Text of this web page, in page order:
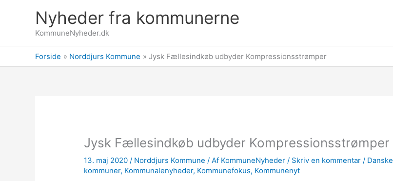
Nyheder fra kommunerne
KommuneNyheder.dk
Forside Norddjurs Kommune Jysk Fællesindkøb udbyder Kompressionsstrømper
Jysk Fællesindkøb udbyder Kompressionsstrømper
13. maj 2020/ Norddjurs Kommune / Af KommuneNyheder/ Skriv en kommentar / Danske
kommuner, Kommunalenyheder, Kommunefokus, Kommunenyt